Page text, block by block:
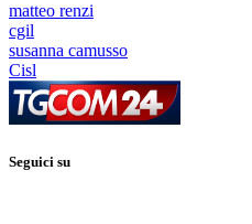
matteo renzi
cgil
susanna camusso
Cisl
Seguici su